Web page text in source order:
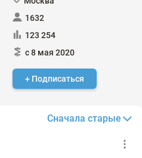
1632
123 254
с 8 мая 2020
+ Подписаться
Сначала старые